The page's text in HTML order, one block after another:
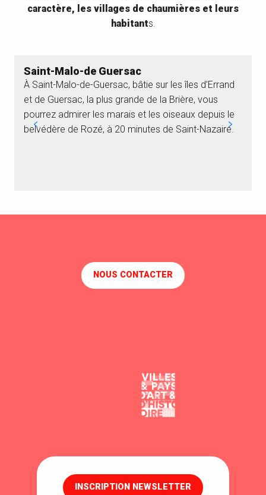
caractère, les villages de chaumières et leurs
habitants.
Saint-Malo-de Guersac
À Saint-Malo-de-Guersac, bâtie sur les îles d’Errand
et de Guersac, la plus grande de la Brière, vous
pourrez admirer les marais et les oiseaux depuis le
belvédère de Rozé, à 20 minutes de Saint-Nazaire.
NOUS CONTACTER
INSCRIPTION NEWSLETTER